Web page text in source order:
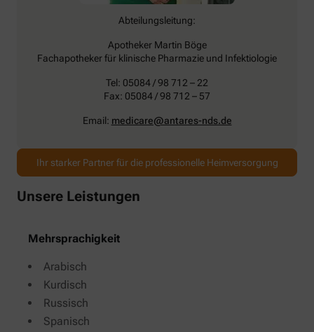
Abteilungsleitung:
Apotheker Martin Böge
Fachapotheker für klinische Pharmazie und Infektiologie
Tel: 05084 / 98 712 – 22
Fax: 05084 / 98 712 – 57
Email: medicare@antares-nds.de
Ihr starker Partner für die professionelle Heimversorgung
Unsere Leistungen
Mehrsprachigkeit
Arabisch
Kurdisch
Russisch
Spanisch